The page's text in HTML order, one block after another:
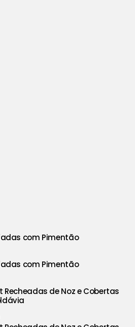
com Pimentão
com Pimentão
Recheadas de Noz e Cobertas